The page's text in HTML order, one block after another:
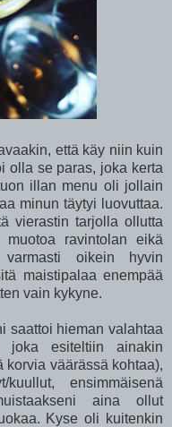
että käy niin kuin
olla se paras, joka kerta
illan menu oli jollain
minun täytyi luovuttaa.
vierastin tarjolla ollutta
ravintolan eikä
oikein hyvin
maistipalaa enempää
vain kykyne.
saattoi hieman valahtaa
joka esiteltiin ainakin
väärässä kohtaa),
ensimmäisenä
aina ollut
Kyse oli kuitenkin